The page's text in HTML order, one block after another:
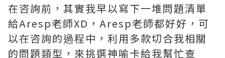
在咨詢前，其實我早以寫下一堆問題清單
給Aresp老師XD，Aresp老師都好好，可
以在咨詢的過程中，利用多款切合我相關
的問題類型，來挑選神喻卡給我幫忙查